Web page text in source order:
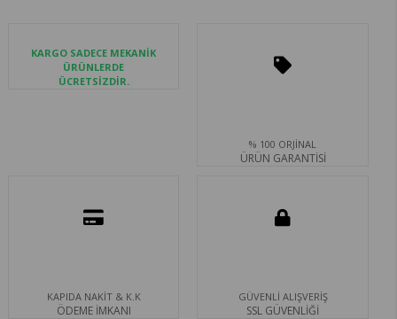
KARGO SADECE MEKANİK
ÜRÜNLERDE
ÜCRETSİZDİR.
% 100 ORJİNAL
ÜRÜN GARANTİSİ
KAPIDA NAKİT & K.K
ÖDEME İMKANI
GÜVENLİ ALIŞVERİŞ
SSL GÜVENLİĞİ